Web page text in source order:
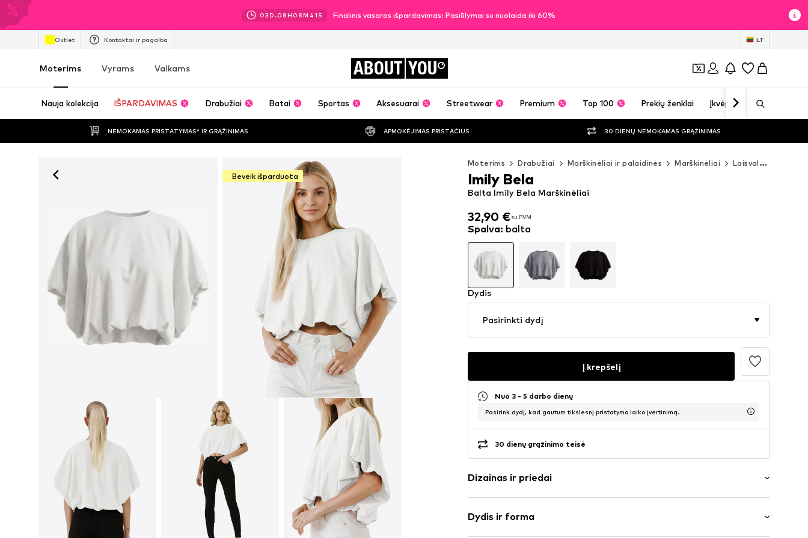
03D.08H 08M 39 S Finalinis vasaros išpardavimas: Pasiūlymai su nuolaida iki 60%
Outlet Kontaktai ir pagalba LT
Moterims Vyrams Vaikams ABOUT YOU
Nauja kolekcija IŠPARDAVIMAS Drabužiai Batai Sportas Aksesuarai Streetwear Premium Top 100 Prekių ženklai Įkvėpimas
NEMOKAMAS PRISTATYMAS* IR GRĄŽINIMAS APMOKĖJIMAS PRISTAČIUS 30 DIENŲ NEMOKAMAS GRĄŽINIMAS
Beveik išparduota
Moterims Drabužiai Marškinėliai ir palaidinės Marškinėliai Laisvalaikio marškinėliai
32,90 €su PVM
32,90 € su PVM
Balta Imily Bela Marškinėliai
Imily Bela
Spalva: balta
Dydis
Pasirinkti dydį
Į krepšelį
Nuo 3 - 5 darbo dienų
Pasirink dydį, kad gautum tikslesnį pristatymo laiko įvertinimą.
30 dienų grąžinimo teisė
Dizainas ir priedai
plonas trikotažas
Apskrita kaklo iškirptė
Dydis ir forma